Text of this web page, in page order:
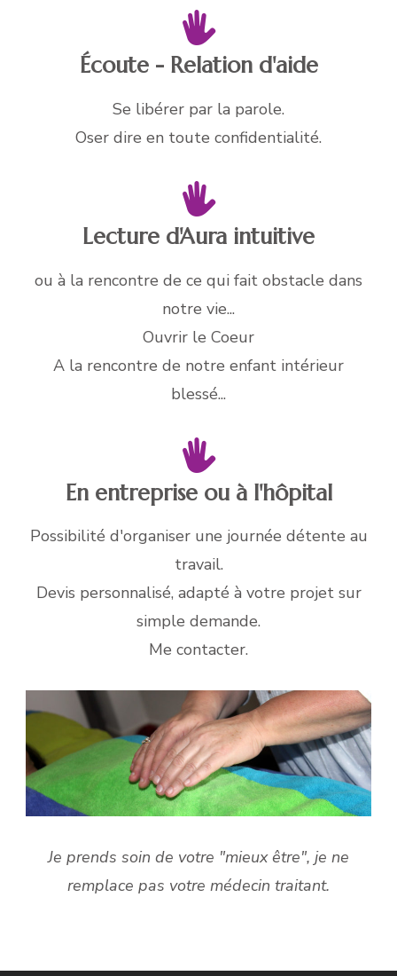
Écoute - Relation d'aide
Se libérer par la parole.
Oser dire en toute confidentialité.
Lecture d'Aura intuitive
ou à la rencontre de ce qui fait obstacle dans
notre vie...
Ouvrir le Coeur
A la rencontre de notre enfant intérieur
blessé...
En entreprise ou à l'hôpital
Possibilité d'organiser une journée détente au
travail.
Devis personnalisé, adapté à votre projet sur
simple demande.
Me contacter.
Je prends soin de votre "mieux être", je ne
remplace pas votre médecin traitant.